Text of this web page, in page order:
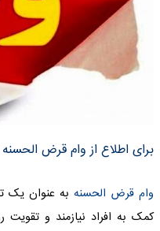
برای اطلاع از وام قرض
وام قرض الحسنه به عنوان یک
کمک به افراد نیازمند و